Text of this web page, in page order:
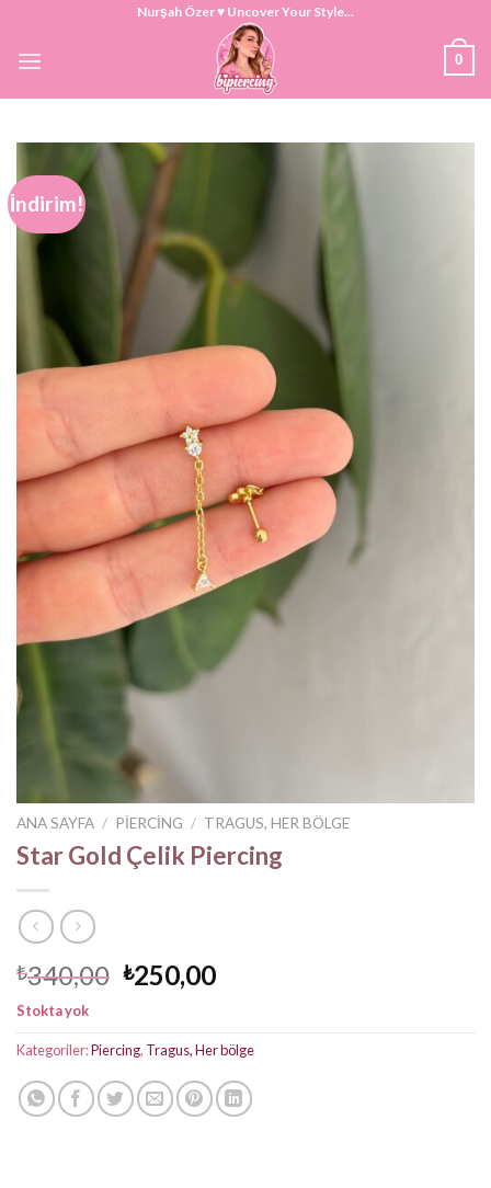
content
Nurşah Özer ♥ Uncover Your Style...
0
İndirim!
ANA SAYFA / PIERCING / TRAGUS, HER BÖLGE
Star Gold Çelik Piercing
₺340,00 Orijinal
fiyat:
₺340,00.
₺250,00Şu
fiyat:
₺250,00.
Stokta yok
Kategoriler:Piercing, Tragus, Her bölge